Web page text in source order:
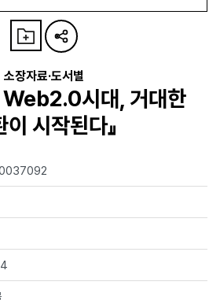
소장자료·도서별
Web2.0시대, 거대한
이 시작된다』